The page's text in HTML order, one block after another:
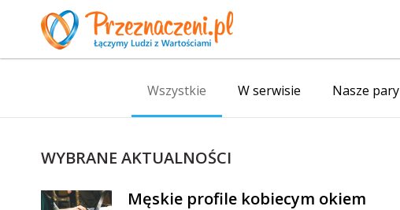
Wszystkie W serwisie Nasze pary
WYBRANE AKTUALNOŚCI
Męskie profile kobiecym okiem